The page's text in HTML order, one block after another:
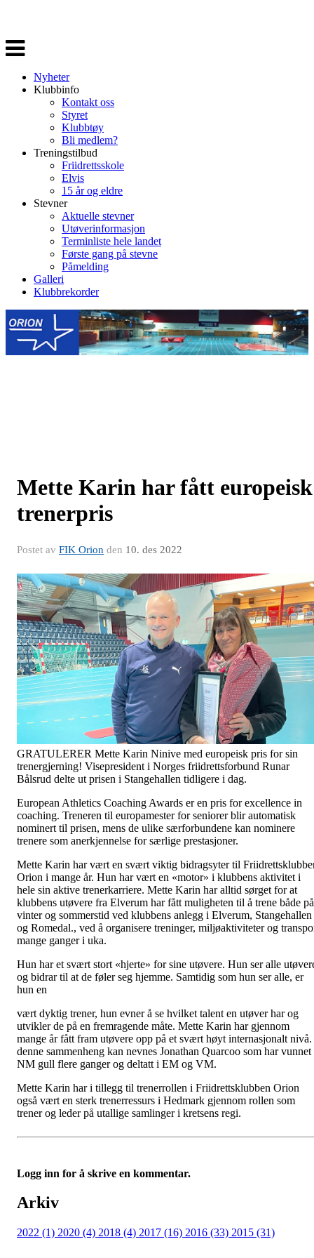
Veksle
navigasjon
Nyheter
Klubbinfo
Kontakt oss
Styret
Klubbtøy
Bli medlem?
Treningstilbud
Friidrettsskole
Elvis
15 år og eldre
Stevner
Aktuelle stevner
Utøverinformasjon
Terminliste hele landet
Første gang på stevne
Påmelding
Galleri
Klubbrekorder
Mette Karin har fått europeisk
trenerpris
Postet av FIK Orion den 10. des 2022
GRATULERER Mette Karin Ninive med europeisk pris for sin
trenergjerning! Visepresident i Norges friidrettsforbund Runar
Bålsrud delte ut prisen i Stangehallen tidligere i dag.
European Athletics Coaching Awards er en pris for excellence in
coaching. Treneren til europamester for seniorer blir automatisk
nominert til prisen, mens de ulike særforbundene kan nominere
trenere som anerkjennelse for særlige prestasjoner.
Mette Karin har vært en svært viktig bidragsyter til
Orion i mange år. Hun har vært en «motor» i klubbens aktivitet i
hele sin aktive trenerkarriere. Mette Karin har alltid sørget for at
klubbens utøvere fra Elverum har fått muligheten til å trene både på
vinter og sommerstid ved klubbens anlegg i Elverum, Stangehallen
og Romedal., ved å organisere treninger, miljøaktiviteter og
mange ganger i uka.
Hun har et svært stort «hjerte» for sine utøvere. Hun ser alle
og bidrar til at de føler seg hjemme. Samtidig som hun ser alle, er
hun en
vært dyktig trener, hun evner å se hvilket talent en utøver har og
utvikler de på en fremragende måte. Mette Karin har gjennom
mange år fått fram utøvere opp på et svært høyt internasjonalt
denne sammenheng kan nevnes Jonathan Quarcoo som har vunnet
NM gull flere ganger og deltatt i EM og VM.
Mette Karin har i tillegg til trenerrollen i Friidrettsklubben Orion
også vært en sterk trenerressurs i Hedmark gjennom rollen som
trener og leder på utallige samlinger i kretsens regi.
Logg inn for å skrive en kommentar.
Arkiv
2022 (1) 2020 (4) 2018 (4) 2017 (16) 2016 (33) 2015 (31)